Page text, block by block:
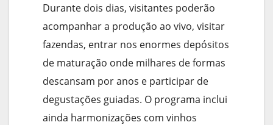
Durante dois dias, visitantes poderão
acompanhar a produção ao vivo, visitar
fazendas, entrar nos enormes depósitos
de maturação onde milhares de formas
descansam por anos e participar de
degustações guiadas. O programa inclui
ainda harmonizações com vinhos